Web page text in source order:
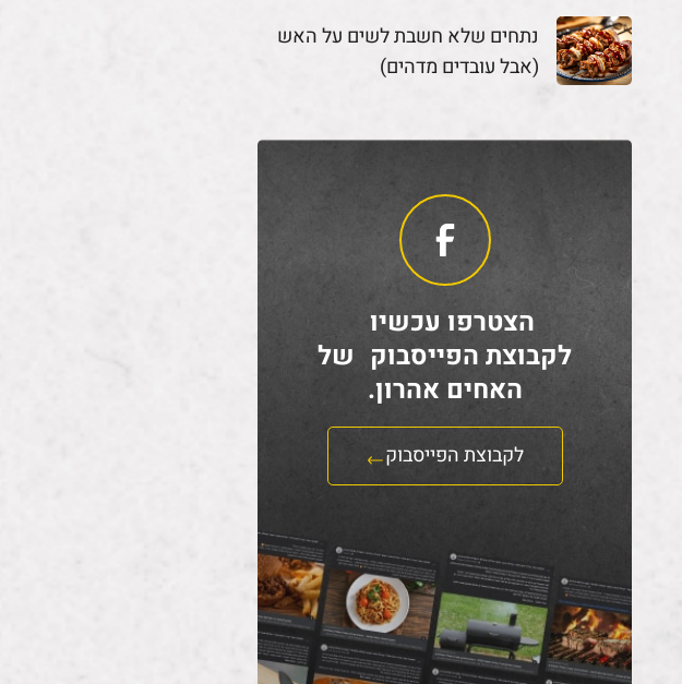
נתחים שלא חשבת לשים על האש
(אבל עובדים מדהים)
הצטרפו עכשיו
לקבוצת הפייסבוק של
האחים אהרון.
לקבוצת הפייסבוק